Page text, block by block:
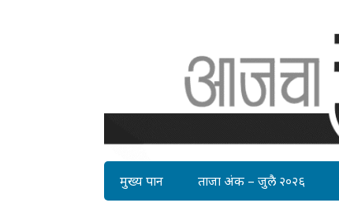
मुख्य पान ताजा अंक – जुलै २०२६